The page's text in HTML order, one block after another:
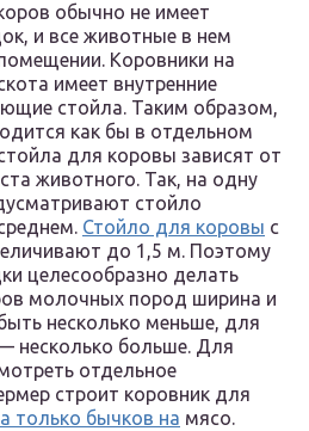
обычно не имеет
и все животные в нем
Коровники на
имеет внутренние
стойла. Таким образом,
как бы в отдельном
для коровы зависят от
животного. Так, на одну
стойло
Стойло для коровы с
до 1,5 м. Поэтому
целесообразно делать
молочных пород ширина и
несколько меньше, для
несколько больше. Для
отдельное
строит коровник для
только бычков на мясо.